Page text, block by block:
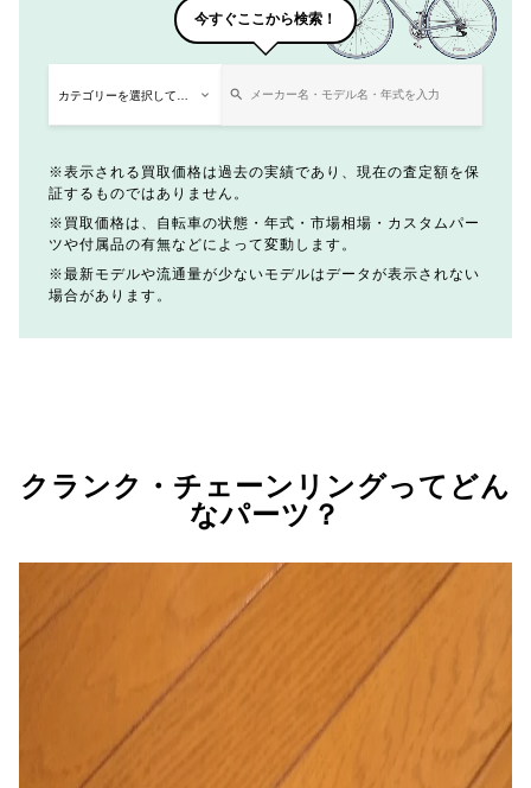
今すぐここから検索！
表示される買取価格は過去の実績であり、現在の査定額を保
証するものではありません。
買取価格は、自転車の状態・年式・市場相場・カスタムパー
ツや付属品の有無などによって変動します。
最新モデルや流通量が少ないモデルはデータが表示されない
場合があります。
クランク・チェーンリングってどん
なパーツ？